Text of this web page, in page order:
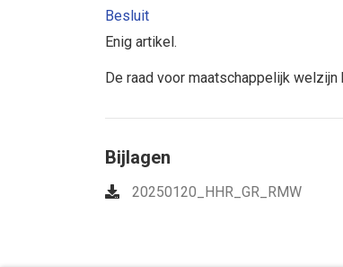
Besluit
Enig artikel.
De raad voor maatschappelijk
Bijlagen
20250120_HHR_GR_RMW